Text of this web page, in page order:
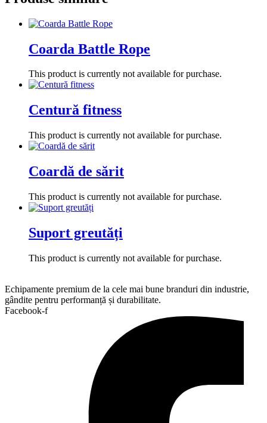
Coarda Battle Rope
This product is currently not available for purchase.
Centură fitness
This product is currently not available for purchase.
Coardă de sărit
This product is currently not available for purchase.
Suport greutăți
This product is currently not available for purchase.
Echipamente premium de la cele mai bune branduri din industrie,
gândite pentru performanță și durabilitate.
Facebook-f